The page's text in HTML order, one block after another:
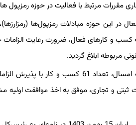
مقررات مرتبط با فعالیت در حوزه رمزپول
در این حوزه مبادلات رمزپول‌ها
و کارهای فعال، ضرورت رعایت
مربوطه ابلاغ گردید.
شایان ذکر است تا تاریخ 15 اردیبهشت
و تجاری، موفق به اخذ موافقت